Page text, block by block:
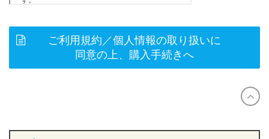
ご利用規約／個人情報の取り扱いに
同意の上、購入手続きへ